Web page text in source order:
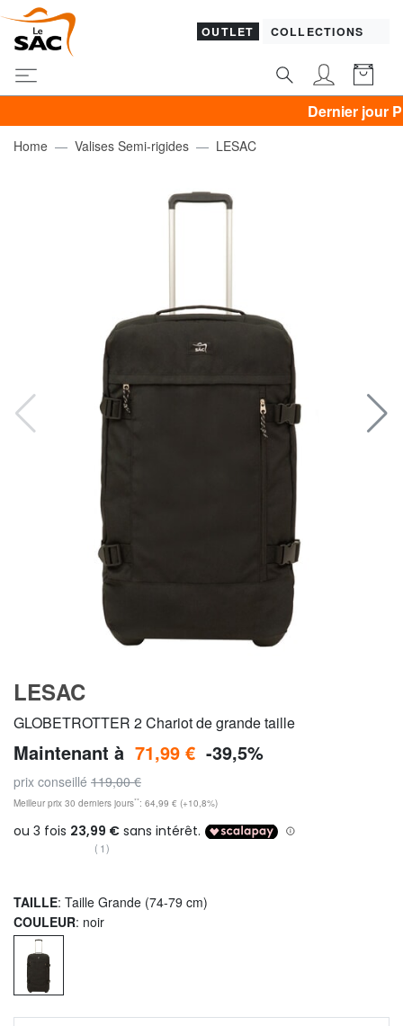
OUTLET COLLECTIONS
Dernier jour
Home Valises Semi-rigides LESAC
LESAC
GLOBETROTTER 2 Chariot de grande taille
Maintenant à 71,99 € -39,5%
prix conseillé 119,00 €
Meilleur prix 30 derniers jours**: 64,99 € (+10,8%)
(1)
TAILLE: Taille Grande (74-79 cm)
COULEUR: noir